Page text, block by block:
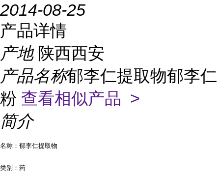
2014-08-25
产品详情
产地 陕西西安
产品名称郁李仁提取物郁李仁
粉 查看相似产品 >
简介
名称：郁李仁提取物
类别：药